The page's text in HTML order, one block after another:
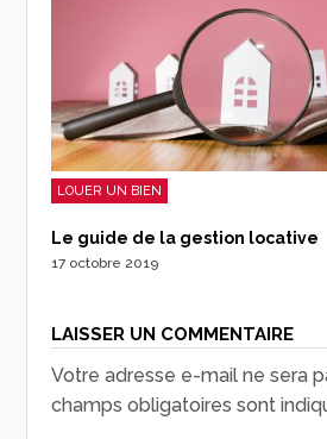
LOUER UN BIEN
Le guide de la gestion locative
17 octobre 2019
LAISSER UN COMMENTAIRE
Votre adresse e-mail ne sera
champs obligatoires sont